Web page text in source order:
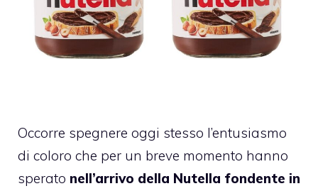
Occorre spegnere oggi stesso l’entusiasmo
di coloro che per un breve momento hanno
sperato nell’arrivo della Nutella fondente in